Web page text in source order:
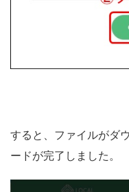
すると、ファイルがダ
ードが完了しました。